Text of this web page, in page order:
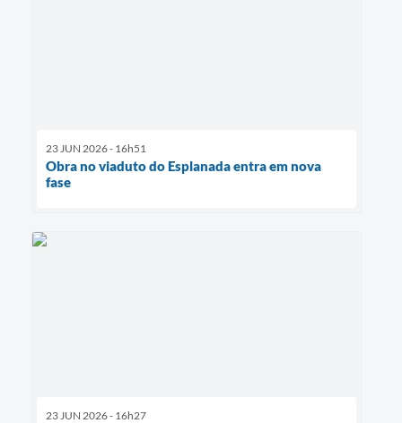
23 JUN 2026 - 16h51
Obra no viaduto do Esplanada entra em nova
fase
23 JUN 2026 - 16h27